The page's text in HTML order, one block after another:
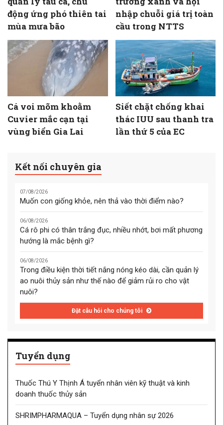
động ứng phó thiên tai
mùa mưa bão
nhập chuỗi giá trị toàn
cầu trong NTTS
Cá voi mõm khoằm
Cuvier mắc cạn tại
vùng biển Gia Lai
Siết chặt chống khai
thác IUU sau thanh tra
lần thứ 5 của EC
Kết nối chuyên gia
07/08/2026
Muốn con giống khỏe, nên thả vào thời điểm nào?
06/08/2026
Cá rô phi có thân trắng đục, nhiều nhớt, bơi mất phương
hướng là mắc bệnh gì?
06/08/2026
Trong điều kiện thời tiết nắng nóng kéo dài, cần quản lý
ao nuôi thủy sản như thế nào để giảm rủi ro cho vật
nuôi?
Đặt câu hỏi cho chúng tôi
Tuyển dụng
Thuốc Thú Y Thịnh Á tuyển nhân viên kỹ thuật và kinh
doanh thuốc thủy sản
SHRIMPHARMAQUA – Tuyển dụng nhân sự 2026